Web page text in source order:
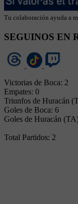
Tu colaboración ayuda a
SEGUINOS EN
Victorias de Boca: 2
Empates: 0
Triunfos de Huracán
Goles de Boca: 6
Goles de Huracán
Total Partidos: 2